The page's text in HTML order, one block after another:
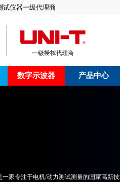
试仪器一级代理商
数字示波器 产品中心
家专注于电机/动力测试测量的国家高新